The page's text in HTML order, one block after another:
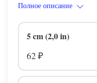
Полное описание
5 cm (2,0 in)
62 ₽